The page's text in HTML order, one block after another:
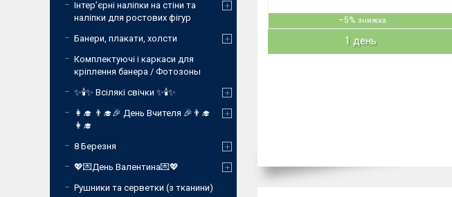
–5%
1 день
Інтер’єрні наліпки на стіни та
наліпки для ростових фігур
Банери, плакати, холсти
Комплектуючі і каркаси для
кріплення банера / Фотозоны
✨🕯️✨ Всілякі свічки ✨🕯️✨
👩‍🎓 👨‍🎓🎉 День Вчителя 🎉👨‍🎓
👩‍🎓
8 Березня
💖💌День Валентина💌💖
Рушники та серветки (з тканини)